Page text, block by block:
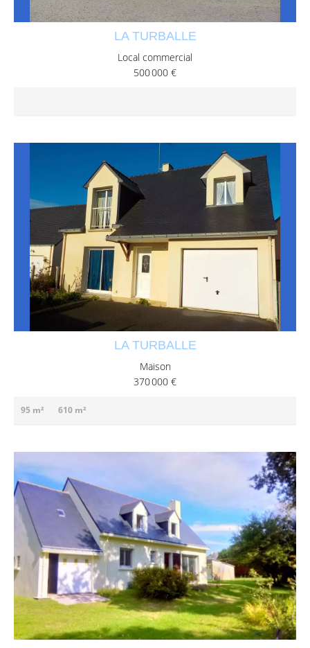
LA TURBALLE
Local commercial
500 000 €
LA TURBALLE
Maison
370 000 €
95 m² 610 m²